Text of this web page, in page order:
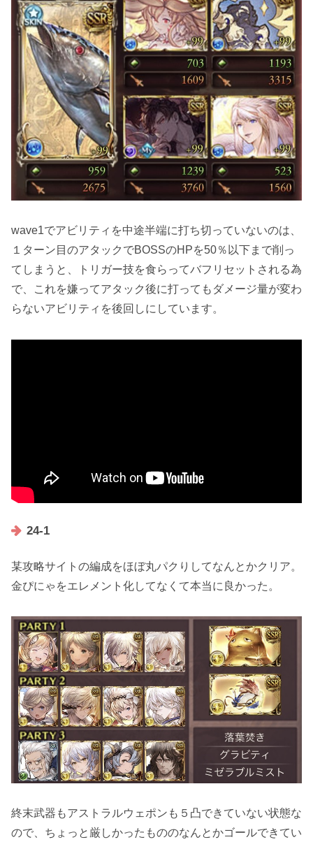
wave1でアビリティを中途半端に打ち切っていないのは、
１ターン目のアタックでBOSSのHPを50％以下まで削っ
てしまうと、トリガー技を食らってバフリセットされる為
で、これを嫌ってアタック後に打ってもダメージ量が変わ
らないアビリティを後回しにしています。
24-1
某攻略サイトの編成をほぼ丸パクりしてなんとかクリア。
金ぴにゃをエレメント化してなくて本当に良かった。
終末武器もアストラルウェポンも５凸できていない状態な
ので、ちょっと厳しかったもののなんとかゴールできてい